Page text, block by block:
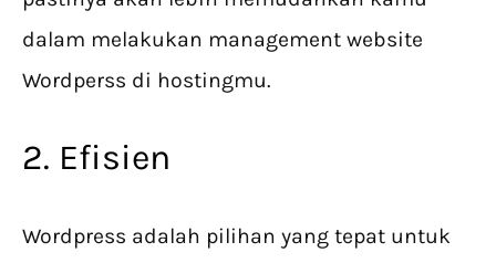
dalam melakukan management website
Wordperss di hostingmu.
2. Efisien
Wordpress adalah pilihan yang tepat untuk